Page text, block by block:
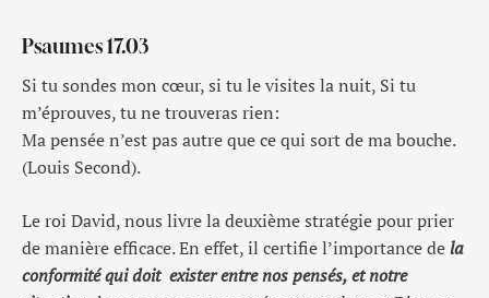
Psaumes 17.03
Si tu sondes mon cœur, si tu le visites la nuit, Si tu
m’éprouves, tu ne trouveras rien:
Ma pensée n’est pas autre que ce qui sort de ma bouche.
(Louis Second).
Le roi David, nous livre la deuxième stratégie pour prier
de manière efficace. En effet, il certifie l’importance dela
conformité qui doit exister entre nos pensés, et notre